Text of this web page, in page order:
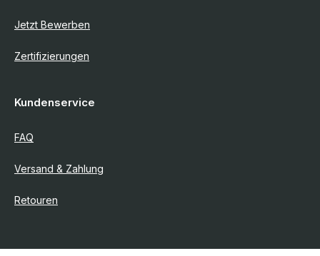
Jetzt Bewerben
Zertifizierungen
Kundenservice
FAQ
Versand & Zahlung
Retouren